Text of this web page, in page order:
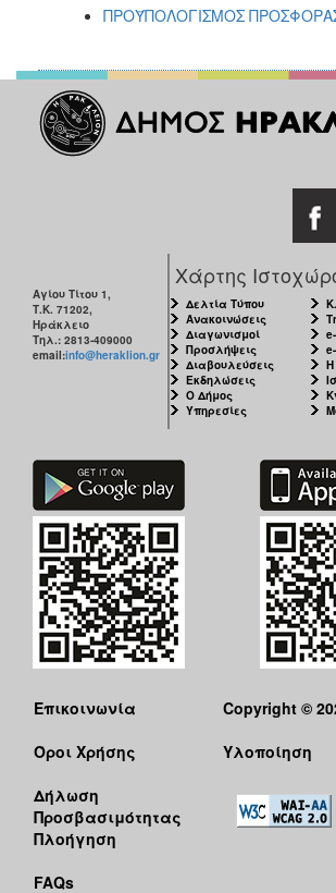
ΠΡΟΫΠΟΛΟΓΙΣΜΟΣ
Αγίου Τίτου 1,
Τ.Κ. 71202,
Ηράκλειο
Τηλ.: 2813-409000
email:info@heraklion.gr
Χάρτης
Δελτία Τύπου
Ανακοινώσεις
Διαγωνισμοί
Προσλήψεις
Διαβουλεύσεις
Εκδηλώσεις
Ο Δήμος
Υπηρεσίες
Η
Επικοινωνία
Όροι Χρήσης
Δήλωση
Προσβασιμότητας
Πλοήγηση
FAQs
Copyright ©
Υλοποίηση